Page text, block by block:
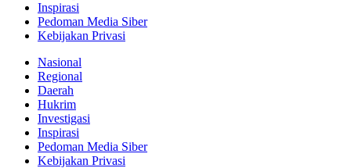
Inspirasi
Pedoman Media Siber
Kebijakan Privasi
Nasional
Regional
Daerah
Hukrim
Investigasi
Inspirasi
Pedoman Media Siber
Kebijakan Privasi